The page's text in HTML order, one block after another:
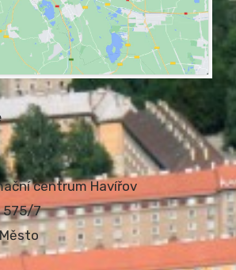
centrum Havířov
575/7